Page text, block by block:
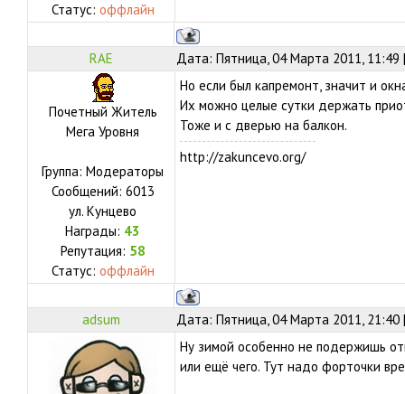
Статус: оффлайн
RAE Дата: Пятница, 04 Марта 2011,
Почетный Житель
Мега Уровня
Группа: Модераторы
Сообщений: 6013
ул. Кунцево
Награды: 43
Репутация: 58
Статус: оффлайн
Но если был капремонт, значит и
Их можно целые сутки держать
Тоже и с дверью на балкон.
http://zakuncevo.org/
adsum
Дата: Пятница, 04 Марта 2011,
Ну зимой особенно не подержишь
или ещё чего. Тут надо форточки